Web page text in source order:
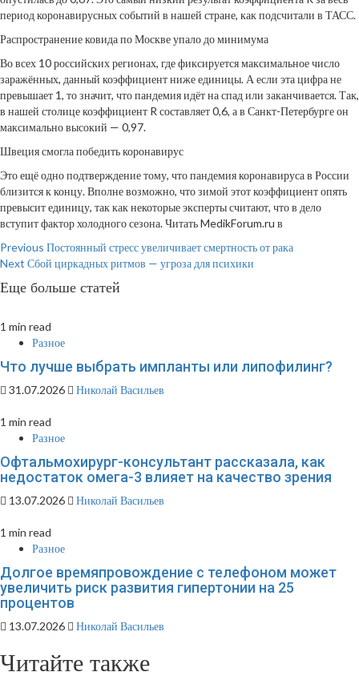
период коронавирусных событий в нашей стране, как подсчитали в ТАСС.
Распространение ковида по Москве упало до минимума
Во всех 10 российских регионах, где фиксируется максимальное число
заражённых, данный коэффициент ниже единицы. А если эта цифра не
превышает 1, то значит, что пандемия идёт на спад или заканчивается. Так,
в нашей столице коэффициент R составляет 0,6, а в Санкт-Петербурге он
максимально высокий — 0,97.
Швеция смогла победить коронавирус
Это ещё одно подтверждение тому, что пандемия коронавируса в России
близится к концу. Вполне возможно, что зимой этот коэффициент опять
превысит единицу, так как некоторые эксперты считают, что в дело
вступит фактор холодного сезона.Читать MedikForum.ru в
Continue
Reading
Previous Постоянный стресс увеличивает смертность от рака
Next Сбой циркадных ритмов — угроза для психики
Еще больше статей
1 min read
Разное
Что лучше выбрать импланты или липофилинг?
31.07.2026 Николай Васильев
1 min read
Разное
Офтальмохирург-консультант рассказала, как
недостаток омега-3 влияет на качество зрения
13.07.2026 Николай Васильев
1 min read
Разное
Долгое времяпровождение с телефоном может
увеличить риск развития гипертонии на 25
процентов
13.07.2026 Николай Васильев
Читайте также